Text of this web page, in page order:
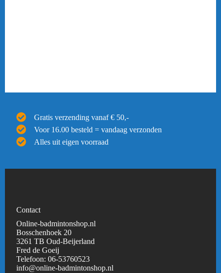
Gratis verzending vanaf € 50,-
Voor 16.00 besteld = vandaag verzonden
Alles uit eigen voorraad
Contact
Online-badmintonshop.nl
Bosschenhoek 20
3261 TB Oud-Beijerland
Fred de Goeij
Telefoon:06-53760523
info@online-badmintonshop.nl